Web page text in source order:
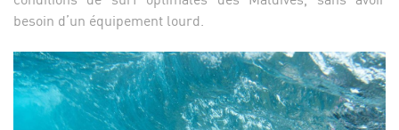
besoin d’un équipement lourd.